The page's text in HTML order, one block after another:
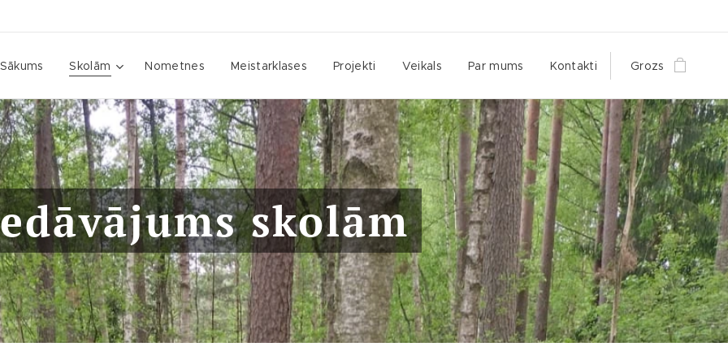
Sākums Skolām Nometnes Meistarklases Projekti Veikals Par mums Kontakti Grozs
skolām